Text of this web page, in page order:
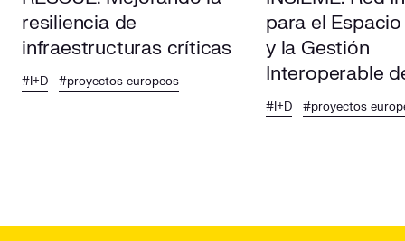
resiliencia de
infraestructuras críticas
#I+D #proyectos europeos
para el
y la Gestión
Interoperable
Energía en
#I+D #proyectos